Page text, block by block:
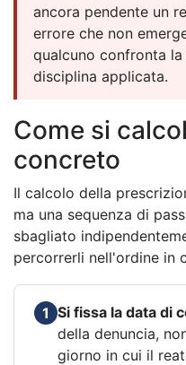
ancora pendente un
errore che non
qualcuno confronta
disciplina applicata.
Come si
concreto
Il calcolo della
ma una sequenza di
sbagliato
percorrerli nell'ordine in
1 Si fissa la data di
della denuncia,
giorno in cui il